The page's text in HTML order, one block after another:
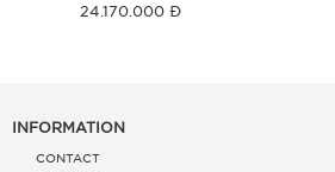
24.170.000 Đ
INFORMATION
CONTACT